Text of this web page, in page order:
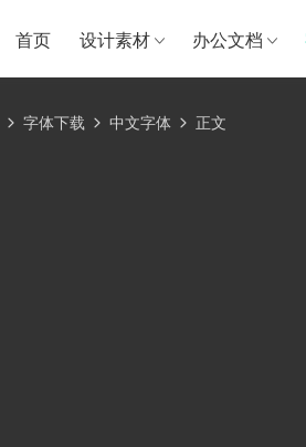
首页 设计素材 办公文档
字体下载 中文字体 正文